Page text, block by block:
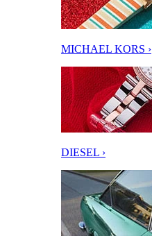
MICHAEL KORS ›
DIESEL ›